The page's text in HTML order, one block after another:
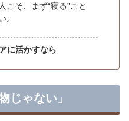
こそ、まず“寝る”こと
。
に活かすなら
じゃない」